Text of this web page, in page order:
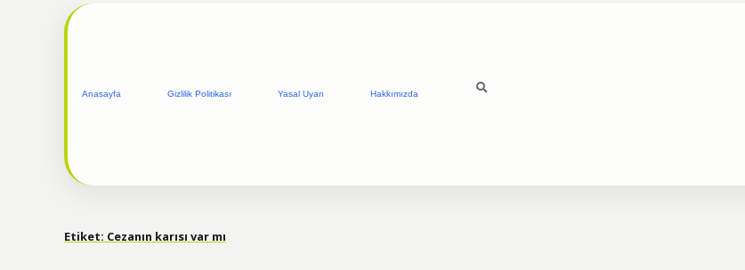
Anasayfa Gizlilik Politikası Yasal Uyarı Hakkımızda
Etiket: Cezanın karısı var mı